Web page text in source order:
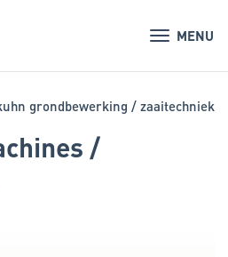
MENU
/
grondbewerking / zaaitechniek